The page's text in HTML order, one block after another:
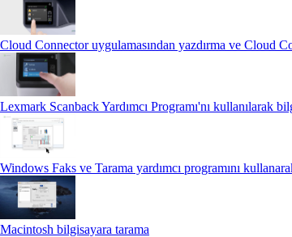
Cloud Connector uygulamasından yazdırma ve Cloud
Lexmark Scanback Yardımcı Programı'nı kullanılarak
Windows Faks ve Tarama yardımcı programını
Macintosh bilgisayara tarama